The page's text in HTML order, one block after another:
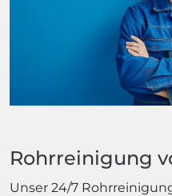
Rohrreinigung
Unser 24/7